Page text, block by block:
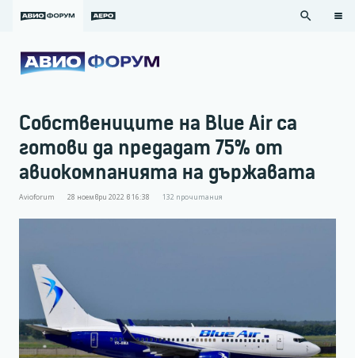
search
Собствениците на Blue Air са
готови да предадат 75% от
авиокомпанията на държавата
Avioforum 28 ноември 2022 в 16:38 132 прочитания